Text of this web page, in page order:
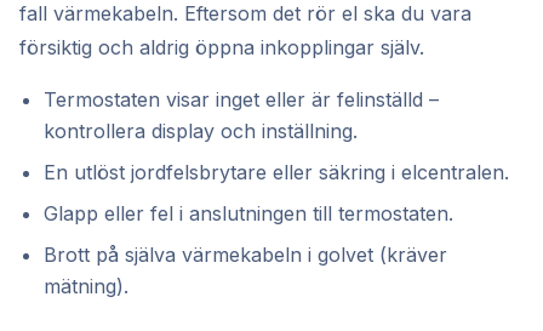
fall värmekabeln. Eftersom det rör el ska du vara
försiktig och aldrig öppna inkopplingar själv.
Termostaten visar inget eller är felinställd –
kontrollera display och inställning.
En utlöst jordfelsbrytare eller säkring i elcentralen.
Glapp eller fel i anslutningen till termostaten.
Brott på själva värmekabeln i golvet (kräver
mätning).